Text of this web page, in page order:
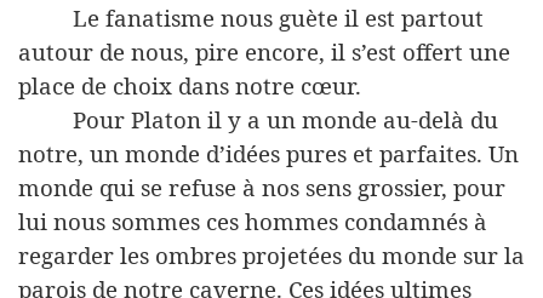
Le fanatisme nous guète il est partout
autour de nous, pire encore, il s’est offert une
place de choix dans notre cœur.
Pour Platon il y a un monde au-delà du
notre, un monde d’idées pures et parfaites. Un
monde qui se refuse à nos sens grossier, pour
lui nous sommes ces hommes condamnés à
regarder les ombres projetées du monde sur la
parois de notre caverne. Ces idées ultimes